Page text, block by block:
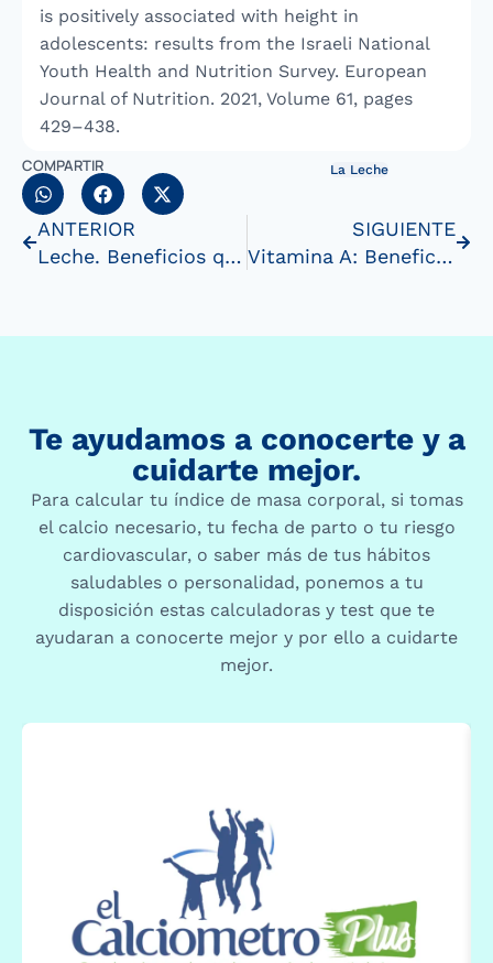
is positively associated with height in
adolescents: results from the Israeli National
Youth Health and Nutrition Survey. European
Journal of Nutrition. 2021, Volume 61, pages
429–438.
COMPARTIR La Leche
ANTERIOR
Leche. Beneficios que contienen la leche y susderivados
SIGUIENTE
Vitamina A: Beneficios, funciones y dóndeencontrarla
Te ayudamos a conocerte y a
cuidarte mejor.
Para calcular tu índice de masa corporal, si tomas
el calcio necesario, tu fecha de parto o tu riesgo
cardiovascular, o saber más de tus hábitos
saludables o personalidad, ponemos a tu
disposición estas calculadoras y test que te
ayudaran a conocerte mejor y por ello a cuidarte
mejor.